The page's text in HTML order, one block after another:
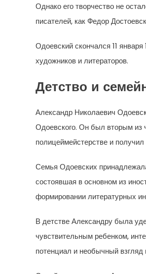
Однако его творчество не
писателей, как Федор
Одоевский скончался 11
художников и литераторов.
Детство и
Александр Николаевич
Одоевского. Он был вторым из
полицеймейстерстве и получил
Семья Одоевских
состоявшая в основном из
формировании литературных
В детстве Александру была
чувствительным ребенком,
потенциал и необычный взгляд